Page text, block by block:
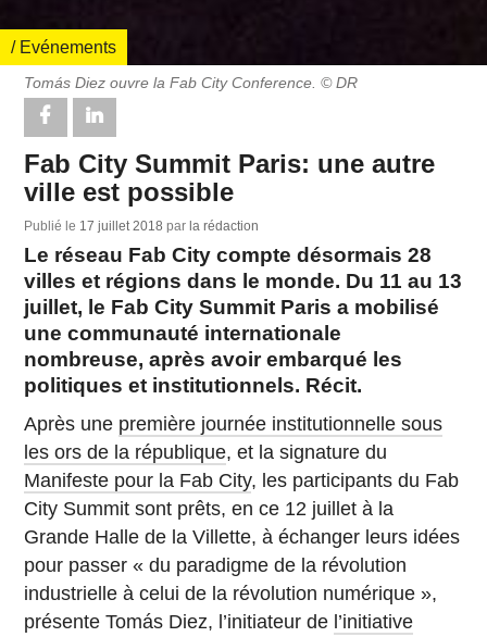
/ Evénements
Tomás Diez ouvre la Fab City Conference. © DR
Fab City Summit Paris: une autre
ville est possible
Publié le 17 juillet 2018par la rédaction
Le réseau Fab City compte désormais 28
villes et régions dans le monde. Du 11 au 13
juillet, le Fab City Summit Paris a mobilisé
une communauté internationale
nombreuse, après avoir embarqué les
politiques et institutionnels. Récit.
Après une première journée institutionnelle sous
les ors de la république, et la signature du
Manifeste pour la Fab City, les participants du Fab
City Summit sont prêts, en ce 12 juillet à la
Grande Halle de la Villette, à échanger leurs idées
pour passer « du paradigme de la révolution
industrielle à celui de la révolution numérique »,
présente Tomás Diez, l’initiateur de l’initiative